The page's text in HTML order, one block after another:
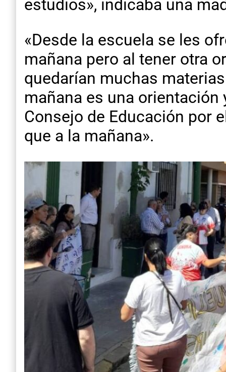
estudios», indicaba una
«Desde la escuela se les
mañana pero al tener otra
quedarían muchas
mañana es una orientación
Consejo de Educación por
que a la mañana».